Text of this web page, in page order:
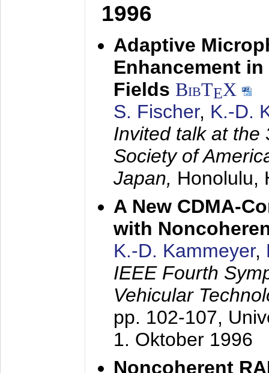
1996
Adaptive
Enhancement
Fields BibTEX
S. Fischer, K.-D.
Invited talk at the
Society of
Japan, Honolulu,
A New CDMA-
with
K.-D. Kammeyer,
IEEE Fourth
Vehicular
pp. 102-107,
1. Oktober 1996
Noncoherent